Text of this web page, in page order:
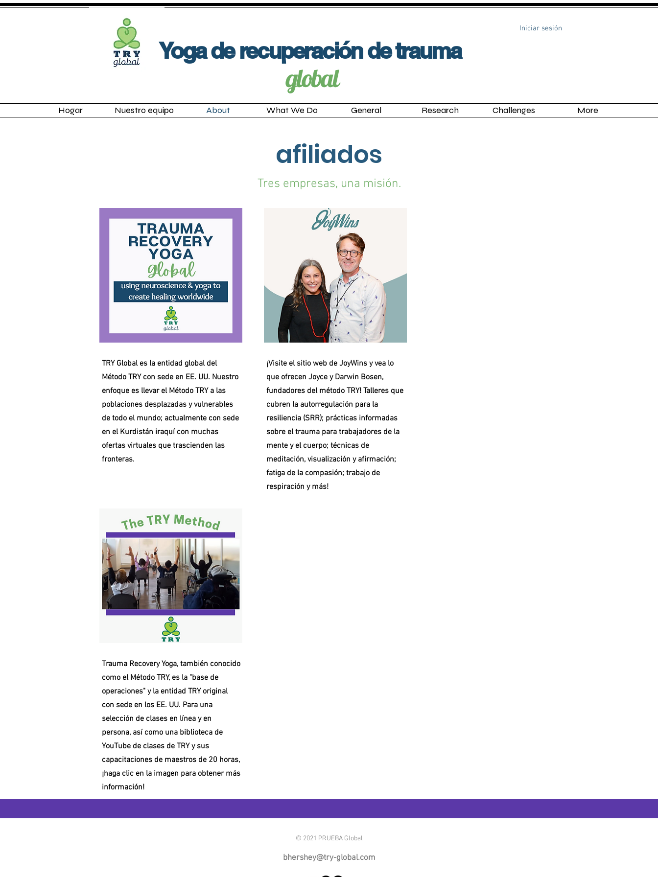
Iniciar sesión
Yoga de recuperación de trauma
global
Hogar Nuestro equipo About What We Do General Research Challenges More
afiliados
Tres empresas, una misión.
TRY Global es la entidad global del
Método TRY con sede en EE. UU. Nuestro
enfoque es llevar el Método TRY a las
poblaciones desplazadas y vulnerables
de todo el mundo; actualmente con sede
en el Kurdistán iraquí con muchas
ofertas virtuales que trascienden las
fronteras.
¡Visite el sitio web de JoyWins y vea lo
que ofrecen Joyce y Darwin Bosen,
fundadores del método TRY! Talleres que
cubren la autorregulación para la
resiliencia (SRR); prácticas informadas
sobre el trauma para trabajadores de la
mente y el cuerpo; técnicas de
meditación, visualización y afirmación;
fatiga de la compasión; trabajo de
respiración y más!
Trauma Recovery Yoga, también conocido
como el Método TRY, es la "base de
operaciones" y la entidad TRY original
con sede en los EE. UU. Para una
selección de clases en línea y en
persona, así como una biblioteca de
YouTube de clases de TRY y sus
capacitaciones de maestros de 20 horas,
¡haga clic en la imagen para obtener más
información!
© 2021 PRUEBA Global
bhershey@try-global.com